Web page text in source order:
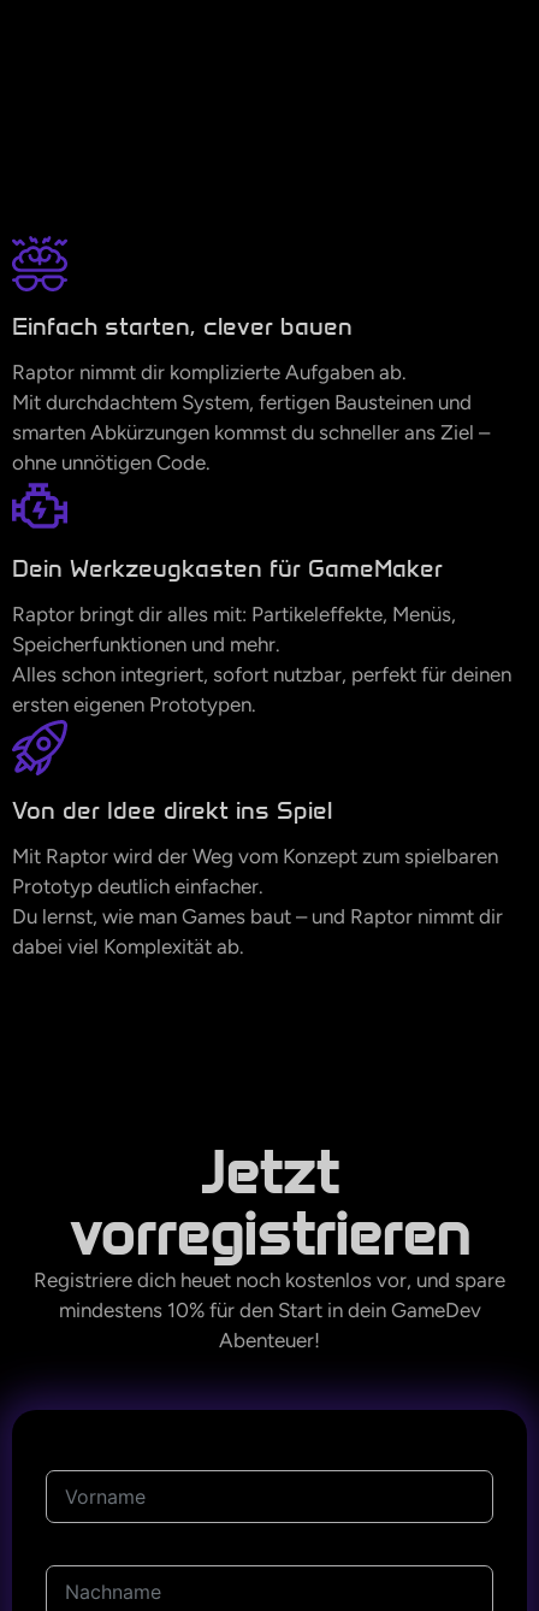
Einfach starten, clever bauen
Raptor nimmt dir komplizierte Aufgaben ab.
Mit durchdachtem System, fertigen Bausteinen und
smarten Abkürzungen kommst du schneller ans Ziel –
ohne unnötigen Code.
Dein Werkzeugkasten für GameMaker
Raptor bringt dir alles mit: Partikeleffekte, Menüs,
Speicherfunktionen und mehr.
Alles schon integriert, sofort nutzbar, perfekt für deinen
ersten eigenen Prototypen.
Von der Idee direkt ins Spiel
Mit Raptor wird der Weg vom Konzept zum spielbaren
Prototyp deutlich einfacher.
Du lernst, wie man Games baut – und Raptor nimmt dir
dabei viel Komplexität ab.
Jetzt
vorregistrieren
Registriere dich heuet noch kostenlos vor, und spare
mindestens 10% für den Start in dein GameDev
Abenteuer!